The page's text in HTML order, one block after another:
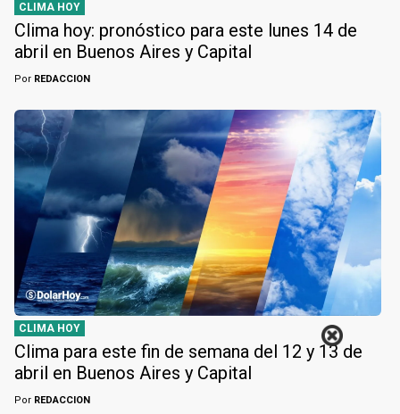
CLIMA HOY
Clima hoy: pronóstico para este lunes 14 de
abril en Buenos Aires y Capital
Por REDACCION
CLIMA HOY
Clima para este fin de semana del 12 y 13 de
abril en Buenos Aires y Capital
Por REDACCION